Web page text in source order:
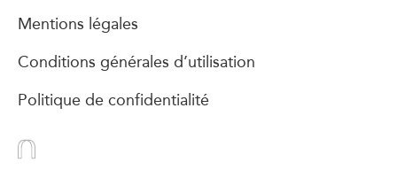
Mentions légales
Conditions générales d’utilisation
Politique de confidentialité